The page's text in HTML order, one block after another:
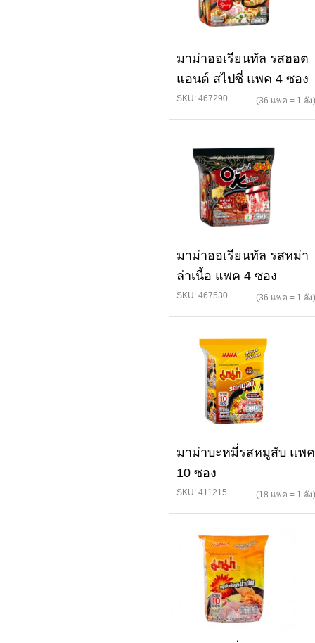
มาม่าออเรียนทัล รสฮอต
แอนด์ สไปซี่ แพค 4 ซอง
SKU: 467290 (36 แพค = 1 ลัง)
มาม่าออเรียนทัล รสหม่า
ล่าเนื้อ แพค 4 ซอง
SKU: 467530 (36 แพค = 1 ลัง)
มาม่าบะหมี่รสหมูสับ แพค
10 ซอง
SKU: 411215 (18 แพค = 1 ลัง)